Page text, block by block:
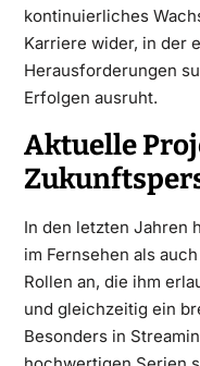
kontinuierliches
Karriere wider, in der
Herausforderungen
Erfolgen ausruht.
Aktuelle
In den letzten Jahren
im Fernsehen als
Rollen an, die ihm
und gleichzeitig ein
Besonders in